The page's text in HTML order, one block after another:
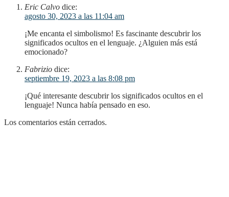
Eric Calvo dice:
agosto 30, 2023 a las 11:04 am
¡Me encanta el simbolismo! Es fascinante descubrir los
significados ocultos en el lenguaje. ¿Alguien más está
emocionado?
Fabrizio dice:
septiembre 19, 2023 a las 8:08 pm
¡Qué interesante descubrir los significados ocultos en el
lenguaje! Nunca había pensado en eso.
Los comentarios están cerrados.